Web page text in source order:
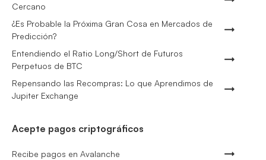
Cercano
¿Es Probable la Próxima Gran Cosa en Mercados de
Predicción?
Entendiendo el Ratio Long/Short de Futuros
Perpetuos de BTC
Repensando las Recompras: Lo que Aprendimos de
Jupiter Exchange
Acepte pagos criptográficos
Recibe pagos en Avalanche